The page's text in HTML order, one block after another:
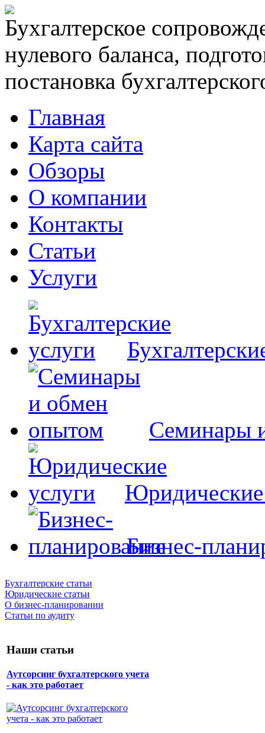
Бухгалтерское
нулевого баланса,
постановка
Главная
Карта сайта
Обзоры
О компании
Контакты
Статьи
Услуги
Семинары
Юридические
Бизнес-
Бухгалтерские статьи
Юридические статьи
О бизнес-планировании
Статьи по аудиту
Наши статьи
Аутсорсинг бухгалтерского учета
- как это работает